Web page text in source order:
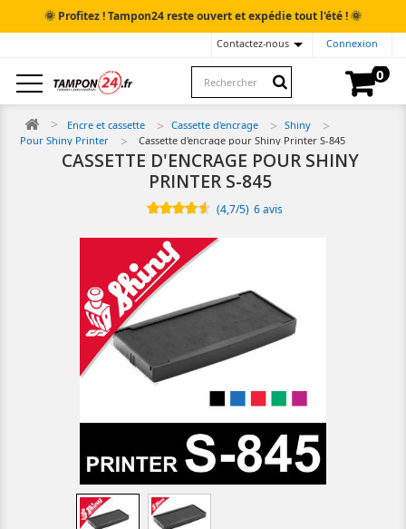
🌞 Profitez ! Tampon24 reste ouvert et expédie tout l'été !🌞
Connexion
Contactez-nous
0
Encre et cassette Cassette d'encrage
Shiny
Pour Shiny Printer
Cassette d'encrage pour Shiny Printer S-845
CASSETTE D'ENCRAGE POUR SHINY
PRINTER S-845
(4,7/5) 6avis